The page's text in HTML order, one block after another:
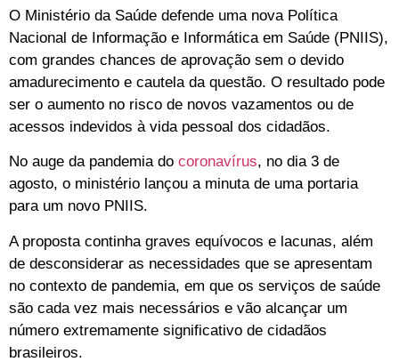
O Ministério da Saúde defende uma nova Política
Nacional de Informação e Informática em Saúde (PNIIS),
com grandes chances de aprovação sem o devido
amadurecimento e cautela da questão. O resultado pode
ser o aumento no risco de novos vazamentos ou de
acessos indevidos à vida pessoal dos cidadãos.
No auge da pandemia do coronavírus, no dia 3 de
agosto, o ministério lançou a minuta de uma portaria
para um novo PNIIS.
A proposta continha graves equívocos e lacunas, além
de desconsiderar as necessidades que se apresentam
no contexto de pandemia, em que os serviços de saúde
são cada vez mais necessários e vão alcançar um
número extremamente significativo de cidadãos
brasileiros.